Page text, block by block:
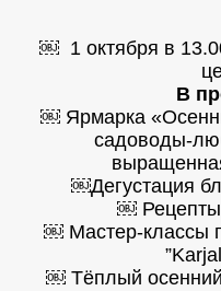
￼ 1 октября в
В
￼ Ярмарка
садоводы-
￼Дегустация
￼
￼ Мастер-классы
￼ Тёплый осенний